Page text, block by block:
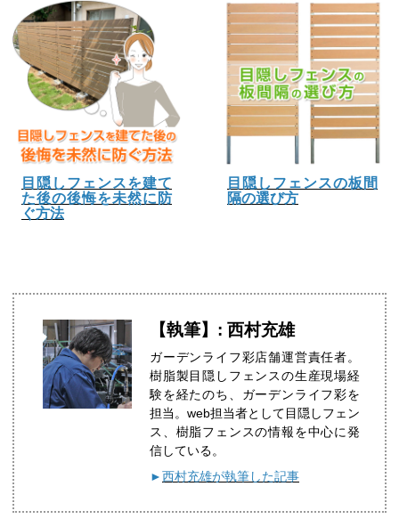
目隠しフェンスを建て
た後の後悔を未然に防
ぐ方法
目隠しフェンスの板間
隔の選び方
【執筆】: 西村充雄
ガーデンライフ彩店舗運営責任者。
樹脂製目隠しフェンスの生産現場経
験を経たのち、ガーデンライフ彩を
担当。web担当者として目隠しフェン
ス、樹脂フェンスの情報を中心に発
信している。
►西村充雄が執筆した記事